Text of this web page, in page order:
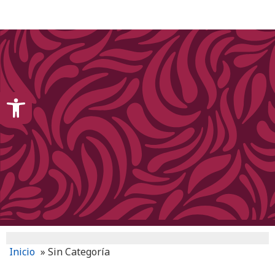
Inicio » Sin Categoría
Open toolbar